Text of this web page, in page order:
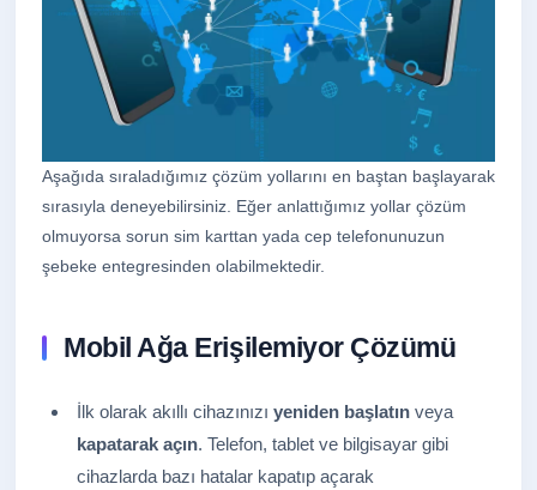
Aşağıda sıraladığımız çözüm yollarını en baştan başlayarak
sırasıyla deneyebilirsiniz. Eğer anlattığımız yollar çözüm
olmuyorsa sorun sim karttan yada cep telefonunuzun
şebeke entegresinden olabilmektedir.
Mobil Ağa Erişilemiyor Çözümü
İlk olarak akıllı cihazınızı yeniden başlatın veya
kapatarak açın. Telefon, tablet ve bilgisayar gibi
cihazlarda bazı hatalar kapatıp açarak